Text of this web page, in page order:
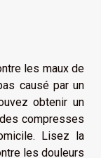
les maux de
causé par un
obtenir un
compresses
Lisez la
les douleurs